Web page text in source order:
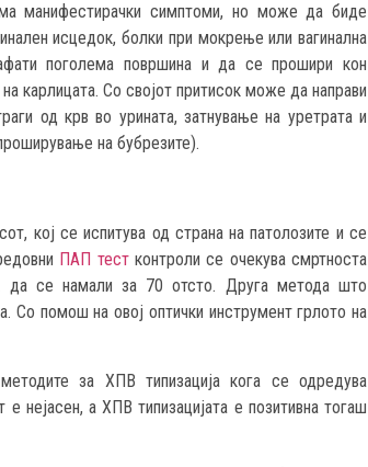
манифестирачки симптоми, но може да биде
исцедок, болки при мокрење или вагинална
поголема површина и да се прошири кон
карлицата. Со својот притисок може да направи
од крв во урината, затнување на уретрата и
на бубрезите).
кој се испитува од страна на патолозите и се
ПАП тестконтроли се очекува смртноста
да се намали за 70 отсто. Друга метода што
Со помош на овој оптички инструмент грлото на
за ХПВ типизација кога се одредува
нејасен, а ХПВ типизацијата е позитивна тогаш